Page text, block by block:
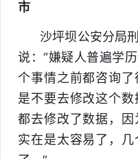
市
沙坪坝公安分局
说：“嫌疑人普遍学
个事情之前都咨询
是不要去修改这个
都去修改了数据，
实在是太容易了，